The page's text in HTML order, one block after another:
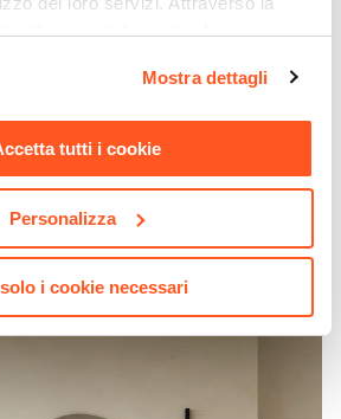
è possibile gestire le proprie
informazioni si invita a leggere la
.
Mostra dettagli
tutti i cookie
Personalizza
i cookie necessari
- Mida